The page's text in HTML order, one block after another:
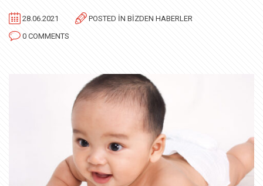
28.06.2021 POSTED IN BIZDEN HABERLER
0 COMMENTS